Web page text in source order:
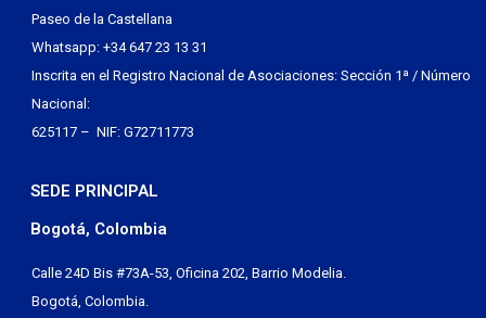
Paseo de la Castellana
Whatsapp: +34 647 23 13 31
Inscrita en el Registro Nacional de Asociaciones: Sección 1ª / Número
Nacional:
625117 – NIF: G72711773
SEDE PRINCIPAL
Bogotá, Colombia
Calle 24D Bis #73A-53, Oficina 202, Barrio Modelia.
Bogotá, Colombia.